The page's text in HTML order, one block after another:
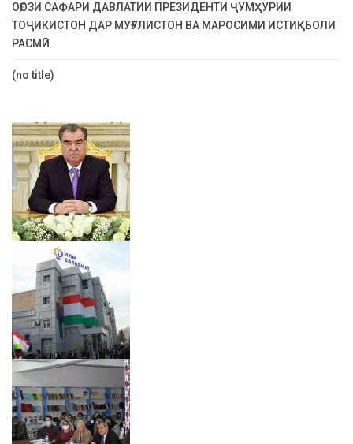
ОҒОЗИ САФАРИ ДАВЛАТИИ ПРЕЗИДЕНТИ ҶУМҲУРИИ
ТОҶИКИСТОН ДАР МУҒУЛИСТОН ВА МАРОСИМИ ИСТИҚБОЛИ
РАСМӢ
(no title)